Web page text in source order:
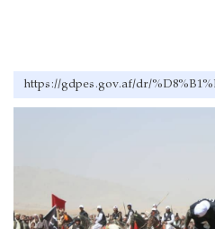
https://gdpes.gov.af/dr/